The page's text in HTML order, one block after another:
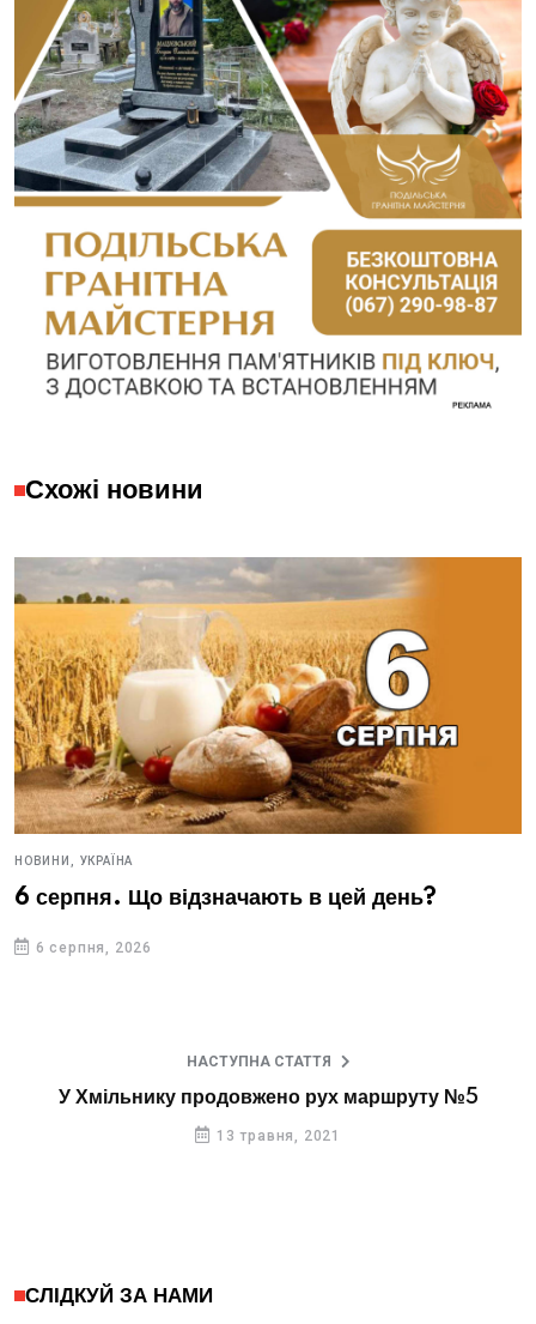
Схожі новини
НОВИНИ, УКРАЇНА
6 серпня. Що відзначають в цей день?
6 серпня, 2026
НАСТУПНА СТАТТЯ
У Хмільнику продовжено рух маршруту №5
13 травня, 2021
СЛІДКУЙ ЗА НАМИ